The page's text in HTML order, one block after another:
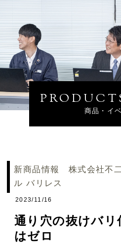
商品・イ
新商品情報 株式会社不
ル バリレス
2023/11/16
通り穴の抜けバリ
はゼロ